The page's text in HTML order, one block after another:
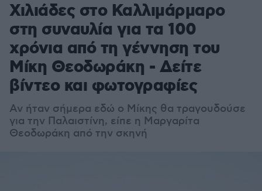
Χιλιάδες στο Καλλιμάρμαρο
στη συναυλία για τα 100
χρόνια από τη γέννηση του
Μίκη Θεοδωράκη - Δείτε
βίντεο και φωτογραφίες
Αν ήταν σήμερα εδώ ο Μίκης θα τραγουδούσε
για την Παλαιστίνη, είπε η Μαργαρίτα
Θεοδωράκη από την σκηνή